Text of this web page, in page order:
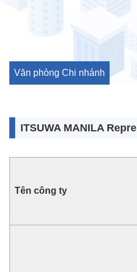
Văn phòng Chi nhánh
ITSUWA MANILA
Tên công ty